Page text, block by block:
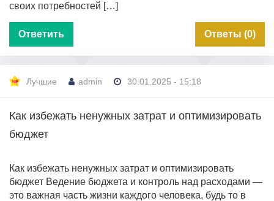
своих потребностей […]
Ответить Ответы (0)
Лучшие admin 30.01.2025 - 15:18
Как избежать ненужных затрат и оптимизировать
бюджет
Как избежать ненужных затрат и оптимизировать
бюджет Ведение бюджета и контроль над расходами —
это важная часть жизни каждого человека, будь то в